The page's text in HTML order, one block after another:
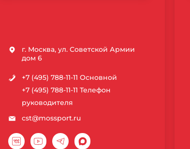
г. Москва, ул. Советской Армии
дом 6
+7 (495) 788-11-11 Основной
+7 (495) 788-11-11 Телефон
руководителя
cst@mossport.ru